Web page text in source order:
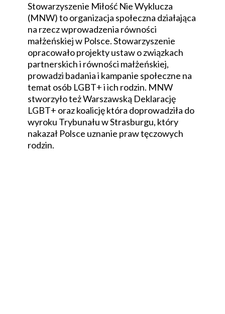
Stowarzyszenie Miłość Nie Wyklucza
(MNW) to organizacja społeczna działająca
na rzecz wprowadzenia równości
małżeńskiej w Polsce. Stowarzyszenie
opracowało projekty ustaw o związkach
partnerskich i równości małżeńskiej,
prowadzi badania i kampanie społeczne na
temat osób LGBT+ i ich rodzin. MNW
stworzyło też Warszawską Deklarację
LGBT+ oraz koalicję która doprowadziła do
wyroku Trybunału w Strasburgu, który
nakazał Polsce uznanie praw tęczowych
rodzin.